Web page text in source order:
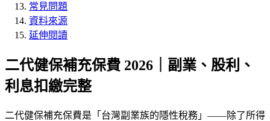
常見問題
資料來源
延伸閱讀
二代健保補充保費 2026｜副業、股利、
利息扣繳完整
二代健保補充保費是「 台灣副業族的隱性稅務 」——除了所得